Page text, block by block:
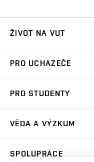
ŽIVOT NA VUT
Koleje
Sport na VUT
PRO UCHAZEČE
Dny otevřených dveří
Celoživotní vzdělávání
PRO STUDENTY
Harmonogram
Zpracování osobních
Sociální bezpečí
VĚDA A VÝZKUM
SPOLUPRÁCE